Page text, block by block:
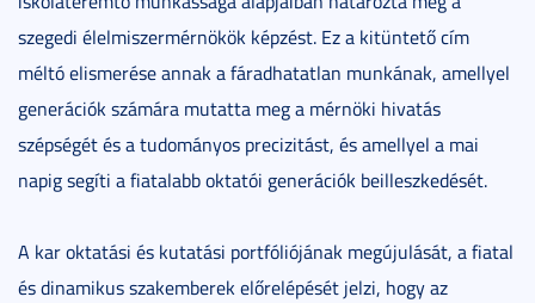
szegedi élelmiszermérnökök képzést. Ez a kitüntető cím
méltó elismerése annak a fáradhatatlan munkának, amellyel
generációk számára mutatta meg a mérnöki hivatás
szépségét és a tudományos precizitást, és amellyel a mai
napig segíti a fiatalabb oktatói generációk beilleszkedését.
A kar oktatási és kutatási portfóliójának megújulását, a fiatal
és dinamikus szakemberek előrelépését jelzi, hogy az